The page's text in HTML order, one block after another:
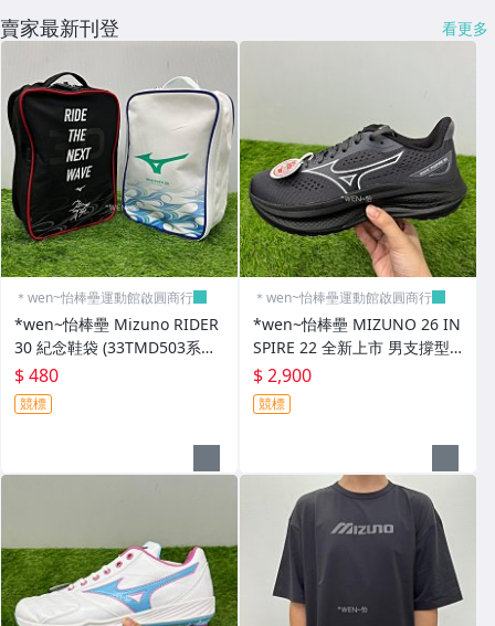
【配件】襪子,鞋墊
【配件】毛巾.水壺
【配件】護腕,頭帶
【配件】圍巾,護頸套
【配件】眼鏡,帽子,袖套
【各種運動防護配件】
【簡易便利健身器材區】
其它
賣家最新刊登 看更多
＊wen~怡棒壘運動館啟圓商行
*wen~怡棒壘 Mizuno RIDER
30 紀念鞋袋 (33TMD503系列)
現貨特價中 下單前先詢問
$ 480
競標
＊wen~怡棒壘運動館啟圓商行
*wen~怡棒壘 MIZUNO 26 IN
SPIRE 22 全新上市 男支撐型
慢跑鞋 (J1GC264556)現貨特價
$ 2,900
競標